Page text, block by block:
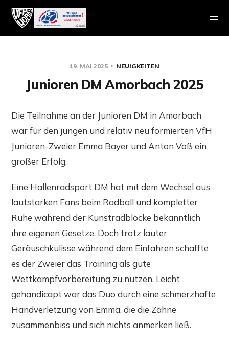
19. MAI 2025 NEUIGKEITEN
Junioren DM Amorbach 2025
Die Teilnahme an der Junioren DM in Amorbach
war für den jungen und relativ neu formierten VfH
Junioren-Zweier Emma Bayer und Anton Voß ein
großer Erfolg.
Eine Hallenradsport DM hat mit dem Wechsel aus
lautstarken Fans beim Radball und kompletter
Ruhe während der Kunstradblöcke bekanntlich
ihre eigenen Gesetze. Doch trotz lauter
Geräuschkulisse während dem Einfahren schaffte
es der Zweier das Training als gute
Wettkampfvorbereitung zu nutzen. Leicht
gehandicapt war das Duo durch eine schmerzhafte
Handverletzung von Emma, die die Zähne
zusammenbiss und sich nichts anmerken ließ.